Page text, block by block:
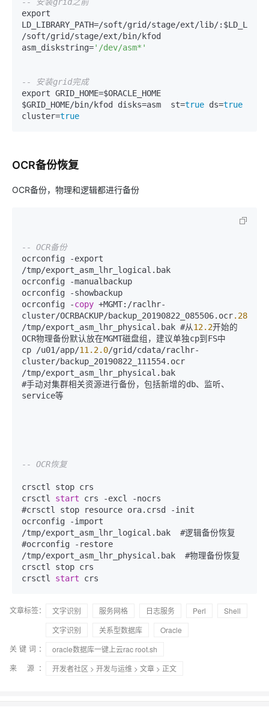
export
LD_LIBRARY_PATH=/soft/grid /stage/ext/lib/
/soft/grid /stage/ext/bin/kfod
asm_diskstring='/dev/asm*'
-- 安装grid完成
export GRID_HOME=$ORACLE_HOME
$GRID_HOME/bin/kfod disks=asm  st=true ds=true
cluster=true
OCR备份恢复
OCR备份，物理和逻辑都进行备份
-- OCR备份
ocrconfig
-
/tmp/export_asm_lhr_logical.bak
ocrconfig
-manualbackup
ocrconfig
-showbackup
ocrconfig
-copy +MGMT: /raclhr-
cluster/OCRBACKUP/backup_20190822_085506.ocr.285
/tmp/export_asm_lhr_physical.bak #从12.2开始的
OCR物理备份默认放在MGMT磁盘组，建议单独cp到FS中
cp
/u01 /app/11.2.0/grid /cdata/raclhr-
cluster/
/tmp/export_asm_lhr_physical.bak
#手动对集群相关资源进行备份，包括新增的db、监听、
service等
-- OCR恢复
crsctl stop crs
crsctl start crs -excl -nocrs
#crsctl stop resource ora.crsd
-init
ocrconfig
-
/tmp/export_asm_lhr_logical.bak  #逻辑备份恢复
#ocrconfig
-
/tmp/export_asm_lhr_physical.bak  #物理备份恢复
crsctl stop crs
crsctl start crs
文章标签： 文字识别 服务网格 日志服务 Perl
Shell
文字识别
关系型数据库
Oracle
关键词：
oracle数据库一键上云rac root.sh
来 源：
开发者社区 > 开发与运维 > 文章 > 正文